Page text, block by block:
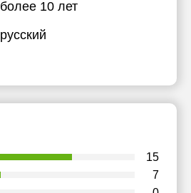
более 10 лет
русский
7
15